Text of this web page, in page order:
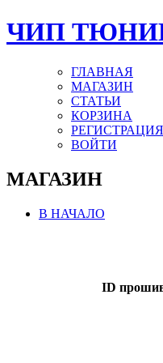
ЧИП
ГЛАВНАЯ
МАГАЗИН
СТАТЬИ
КОРЗИНА
РЕГИСТРАЦИЯ
ВОЙТИ
МАГАЗИН
В НАЧАЛО
ID